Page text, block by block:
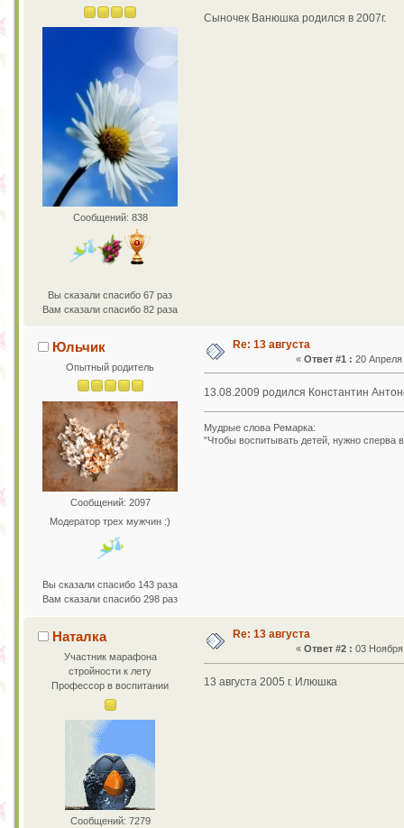
Сообщений: 838
Вы сказали спасибо 67 раз
Вам сказали спасибо 82 раза
Сыночек Ванюшка родился в 2007г.
Юльчик
Опытный родитель
Сообщений: 2097
Модератор трех мужчин :)
Вы сказали спасибо 143 раза
Вам сказали спасибо 298 раз
Re: 13 августа
«Ответ #1 : 20
13.08.2009 родился Константин
Мудрые слова Ремарка:
"Чтобы воспитывать детей, нужно сперва
Наталка
Участник марафона
стройности к лету
Профессор в воспитании
Сообщений: 7279
Re: 13 августа
« Ответ #2 : 03
13 августа 2005 г. Илюшка